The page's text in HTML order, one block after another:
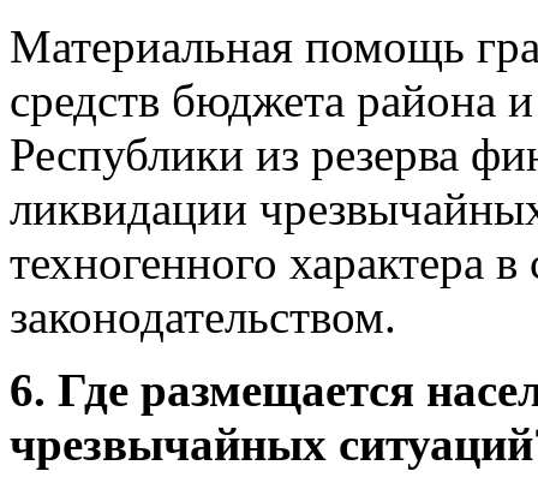
Материальная помощь
средств бюджета района
Республики из резерва
ликвидации
техногенного характера
законодательством.
6. Где размещается
чрезвычайных